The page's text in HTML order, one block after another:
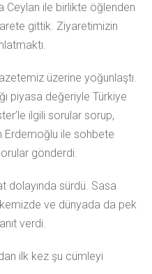
Ceylan ile birlikte öğlenden
gittik. Ziyaretimizin
üzerine yoğunlaştı.
piyasa değeriyle Türkiye
ilgili sorular sorup,
Erdemoğlu ile sohbete
gönderdi.
dolayında sürdü. Sasa
ve dünyada da pek
verdi.
ilk kez şu cümleyi